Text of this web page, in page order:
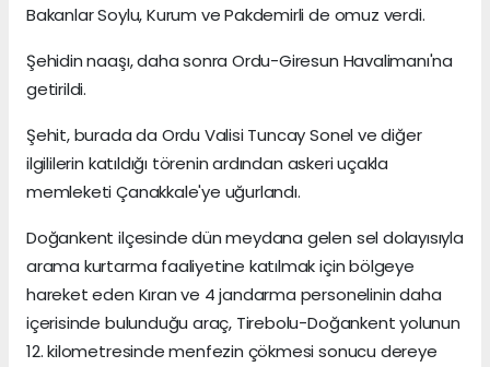
Bakanlar Soylu, Kurum ve Pakdemirli de omuz verdi.
Şehidin naaşı, daha sonra Ordu-Giresun Havalimanı'na
getirildi.
Şehit, burada da Ordu Valisi Tuncay Sonel ve diğer
ilgililerin katıldığı törenin ardından askeri uçakla
memleketi Çanakkale'ye uğurlandı.
Doğankent ilçesinde dün meydana gelen sel dolayısıyla
arama kurtarma faaliyetine katılmak için bölgeye
hareket eden Kıran ve 4 jandarma personelinin daha
içerisinde bulunduğu araç, Tirebolu-Doğankent yolunun
12. kilometresinde menfezin çökmesi sonucu dereye